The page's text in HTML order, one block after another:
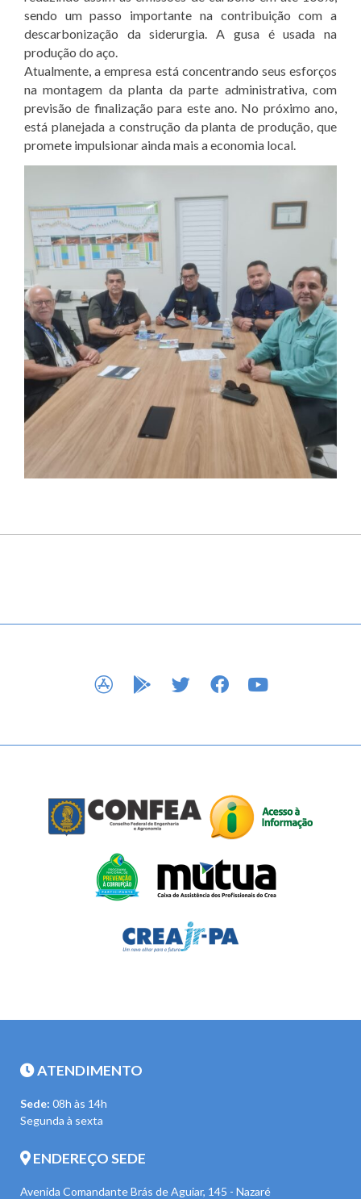
sendo um passo importante na contribuição com a
descarbonização da siderurgia. A gusa é usada na
produção do aço.
Atualmente, a empresa está concentrando seus esforços
na montagem da planta da parte administrativa, com
previsão de finalização para este ano. No próximo ano,
está planejada a construção da planta de produção, que
promete impulsionar ainda mais a economia local.
APP STOREGOOGLE PLAY
TWITTERFACEBOOK
ATENDIMENTO
Sede: 08h às 14h
Segunda à sexta
ENDEREÇO SEDE
Avenida Comandante Brás de Aguiar, 145 - Nazaré